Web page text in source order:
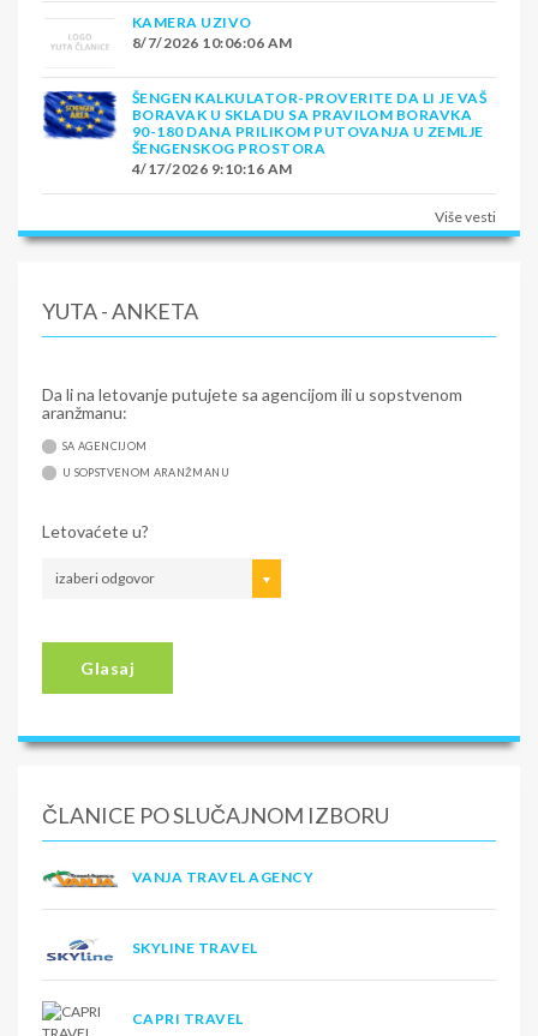
KAMERA UZIVO
8/7/2026 10:06:06 AM
ŠENGEN KALKULATOR-PROVERITE DA LI JE VAŠ
BORAVAK U SKLADU SA PRAVILOM BORAVKA
90-180 DANA PRILIKOM PUTOVANJA U ZEMLJE
ŠENGENSKOG PROSTORA
4/17/2026 9:10:16 AM
Više vesti
YUTA - ANKETA
Da li na letovanje putujete sa agencijom ili u sopstvenom
aranžmanu:
SA AGENCIJOM
U SOPSTVENOM ARANŽMANU
Letovaćete u?
izaberi odgovor
Glasaj
ČLANICE PO SLUČAJNOM IZBORU
VANJA TRAVEL AGENCY
SKYLINE TRAVEL
CAPRI TRAVEL